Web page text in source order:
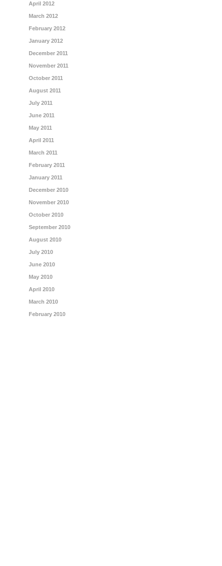
April 2012
March 2012
February 2012
January 2012
December 2011
November 2011
October 2011
August 2011
July 2011
June 2011
May 2011
April 2011
March 2011
February 2011
January 2011
December 2010
November 2010
October 2010
September 2010
August 2010
July 2010
June 2010
May 2010
April 2010
March 2010
February 2010